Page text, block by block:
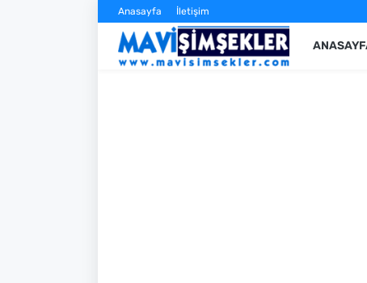
Anasayfa İletişim